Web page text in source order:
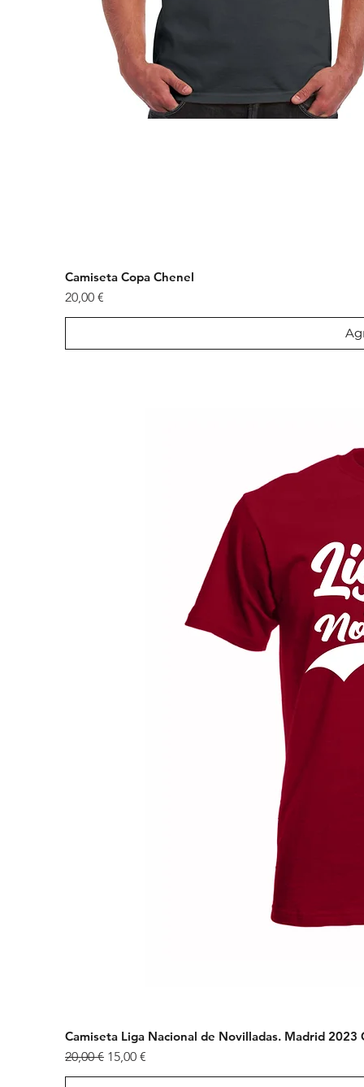
Camiseta Copa Chenel
Precio
20,00 €
Camiseta Liga Nacional de Novilladas. Madrid 2023
Precio
20,00 € Precio de oferta
15,00 €